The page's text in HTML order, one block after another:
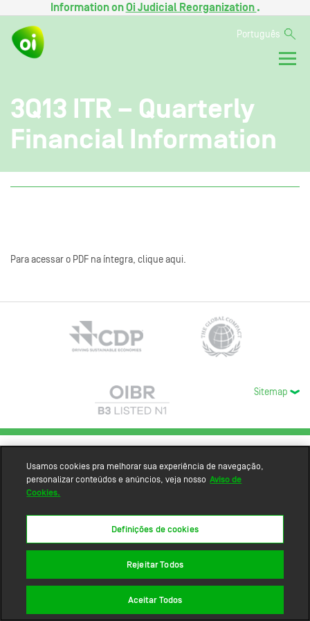
Information onOi Judicial Reorganization .
Português
3Q13 ITR – Quarterly
Financial Information
Para acessar o PDF na íntegra, clique aqui.
Sitemap
Usamos cookies pra melhorar sua experiência de navegação,
personalizar conteúdos e anúncios, veja nosso Aviso de
Cookies.
Definições de cookies
Rejeitar Todos
Aceitar Todos